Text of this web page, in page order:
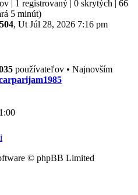
| 1 registrovaný | 0 skrytých | 66
5 minút)
, Ut Júl 28, 2026 7:16 pm
používateľov • Najnovším
© phpBB Limited